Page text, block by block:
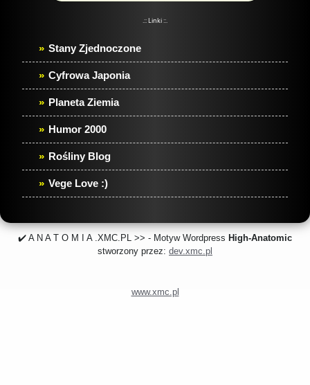
.:: Linki ::.
Stany Zjednoczone
Cyfrowa Japonia
Planeta Ziemia
Humor 2000
Rośliny Blog
Vege Love :)
✔️ A N A T O M I A .XMC.PL >> - Motyw Wordpress High-Anatomic
stworzony przez: dev.xmc.pl
www.xmc.pl